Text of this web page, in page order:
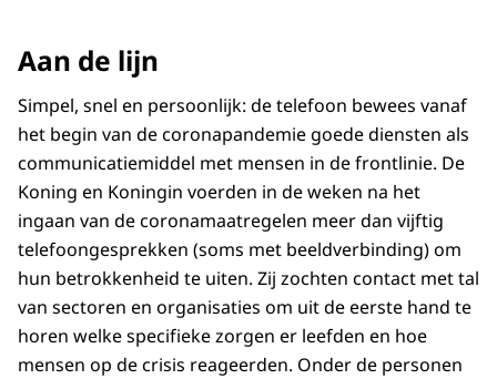
Aan de lijn
Simpel, snel en persoonlijk: de telefoon bewees vanaf
het begin van de coronapandemie goede diensten als
communicatiemiddel met mensen in de frontlinie. De
Koning en Koningin voerden in de weken na het
ingaan van de coronamaatregelen meer dan vijftig
telefoongesprekken (soms met beeldverbinding) om
hun betrokkenheid te uiten. Zij zochten contact met tal
van sectoren en organisaties om uit de eerste hand te
horen welke specifieke zorgen er leefden en hoe
mensen op de crisis reageerden. Onder de personen